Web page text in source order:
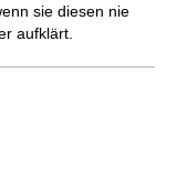
sie diesen nie
aufklärt.